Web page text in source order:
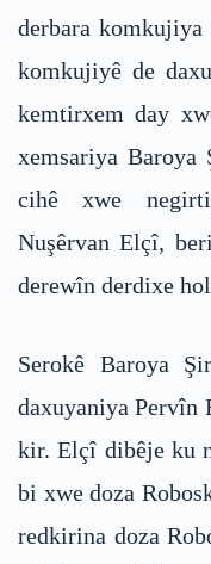
derbara
komkujiyê de
kemtirxem day
xemsariya Baroya
cihê xwe
Nuşêrvan Elçî,
derewîn derdixe
Serokê Baroya
daxuyaniya Pervîn
kir. Elçî dibêje ku
bi xwe doza
redkirina doza